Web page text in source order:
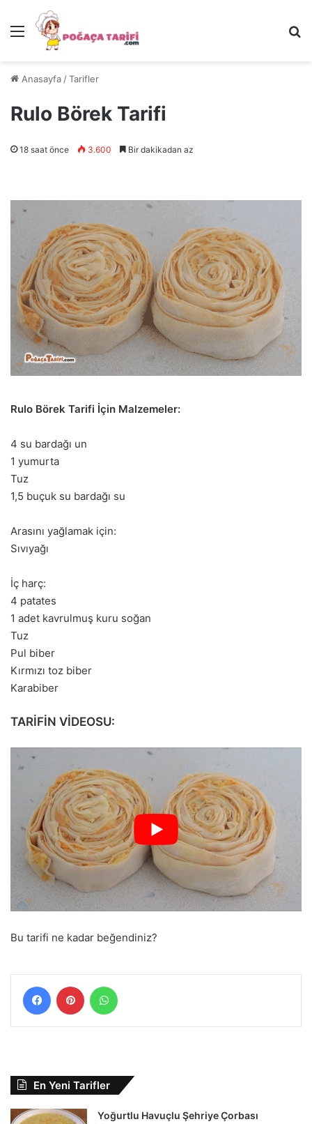
Menü
Anasayfa /Tarifler
Rulo Börek Tarifi
18 saat önce 3.600 Bir dakikadan az
Rulo Börek Tarifi İçin Malzemeler:
4 su bardağı un
1 yumurta
Tuz
1,5 buçuk su bardağı su
Arasını yağlamak için:
Sıvıyağı
İç harç:
4 patates
1 adet kavrulmuş kuru soğan
Tuz
Pul biber
Kırmızı toz biber
Karabiber
TARİFİN VİDEOSU:
Bu tarifi ne kadar beğendiniz?
FacebookPinterest
En Yeni Tarifler
Yoğurtlu Havuçlu Şehriye Çorbası